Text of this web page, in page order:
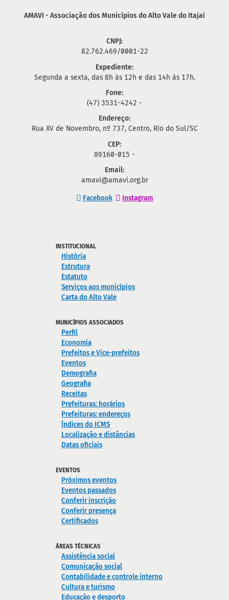
AMAVI - Associação dos Municípios do Alto Vale do Itajaí
CNPJ:
82.762.469/0001-22
Expediente:
Segunda a sexta, das 8h às 12h e das 14h às 17h.
Fone:
(47) 3531-4242 -
Endereço:
Rua XV de Novembro, nº 737, Centro, Rio do Sul/SC
CEP:
89160-015 -
Email:
amavi@amavi.org.br
Facebook Instagram
INSTITUCIONAL
História
Estrutura
Estatuto
Serviços aos municípios
Carta do Alto Vale
MUNICÍPIOS ASSOCIADOS
Perfil
Economia
Prefeitos e Vice-prefeitos
Eventos
Demografia
Geografia
Receitas
Prefeituras: horários
Prefeituras: endereços
Índices do ICMS
Localização e distâncias
Datas oficiais
EVENTOS
Próximos eventos
Eventos passados
Conferir inscrição
Conferir presença
Certificados
ÁREAS TÉCNICAS
Assistência social
Comunicação social
Contabilidade e controle interno
Cultura e turismo
Educação e desporto